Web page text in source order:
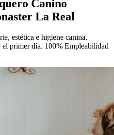
Canino
La Real
estética e higiene canina.
el primer día. 100% Empleabilidad